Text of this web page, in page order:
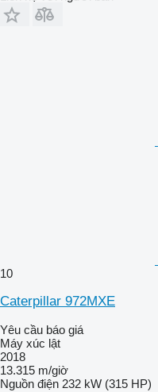
10
Caterpillar 972MXE
Yêu cầu báo giá
Máy xúc lật
2018
13.315 m/giờ
Nguồn điện 232 kW (315 HP)